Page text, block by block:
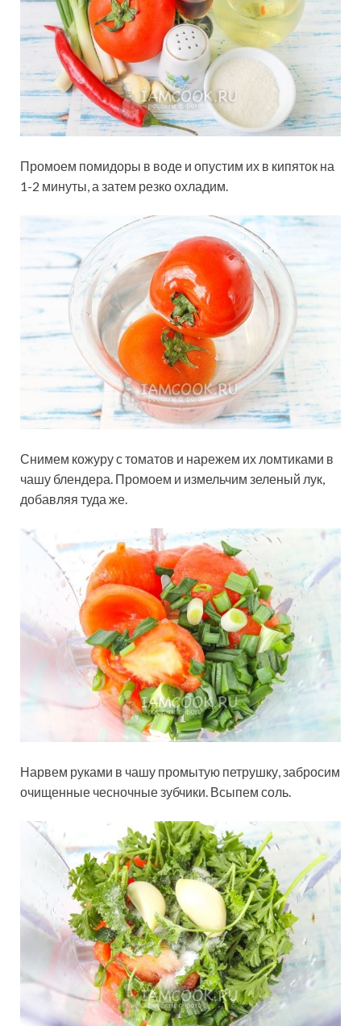
Промоем помидоры в воде и опустим их в кипяток на
1-2 минуты, а затем резко охладим.
Снимем кожуру с томатов и нарежем их ломтиками в
чашу блендера. Промоем и измельчим зеленый лук,
добавляя туда же.
Нарвем руками в чашу промытую петрушку, забросим
очищенные чесночные зубчики. Всыпем соль.